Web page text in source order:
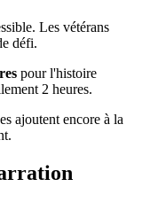
Les vétérans
défi.
pour l'histoire
2 heures.
ajoutent encore à la